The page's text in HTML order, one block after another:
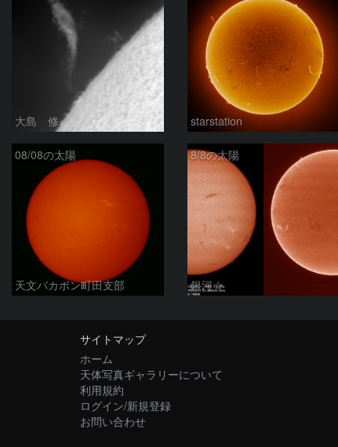
大島 修 starstation
08/08の太陽
天文バカボン町田支部
8/8の太陽
銀河☆
サイトマップ
ホーム
天体写真ギャラリーについて
利用規約
ログイン/新規登録
お問い合わせ